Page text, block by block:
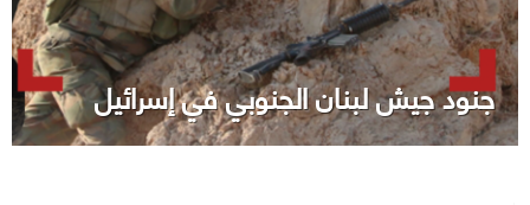
جنود جيش لبنان الجنوبي في إسرائيل